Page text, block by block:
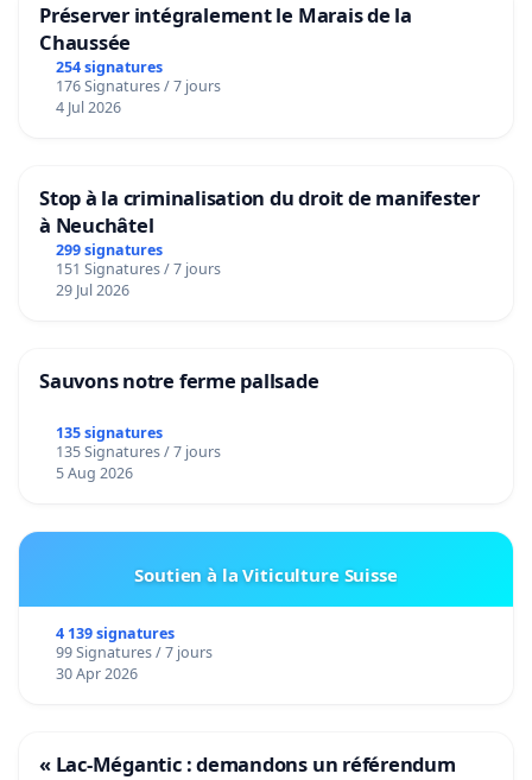
Préserver intégralement le Marais de la
Chaussée
254 signatures
176 Signatures / 7 jours
4 Jul 2026
Stop à la criminalisation du droit de manifester
à Neuchâtel
299 signatures
151 Signatures / 7 jours
29 Jul 2026
Sauvons notre ferme pallsade
135 signatures
135 Signatures / 7 jours
5 Aug 2026
Soutien à la Viticulture Suisse
4 139 signatures
99 Signatures / 7 jours
30 Apr 2026
« Lac-Mégantic : demandons un référendum